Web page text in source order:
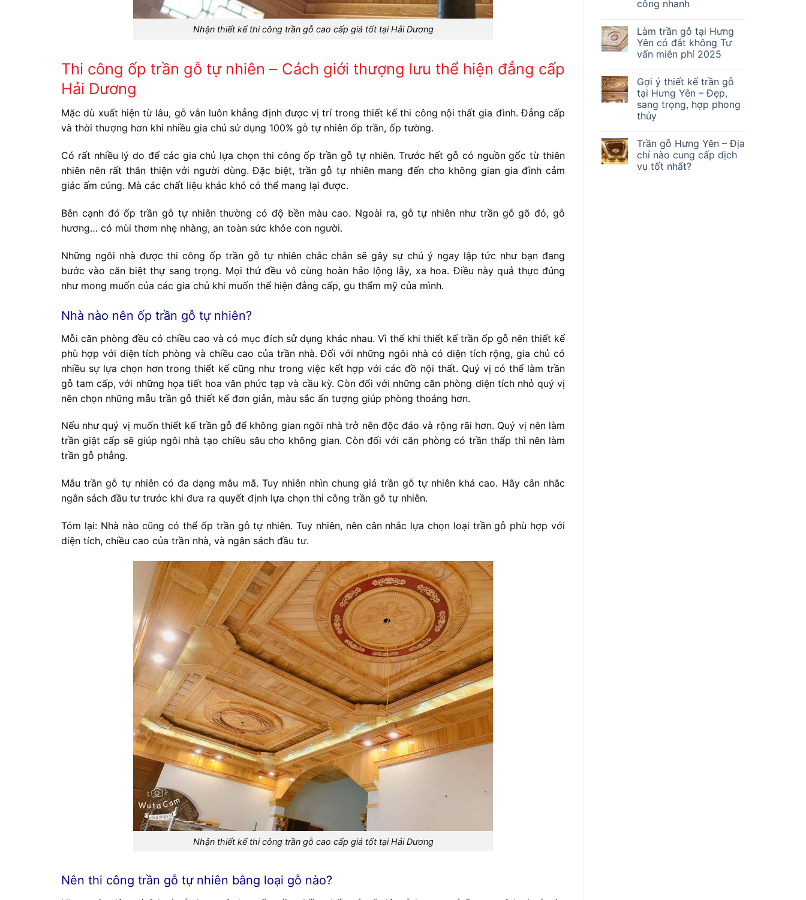
Nhận thiết kế thi công trần gỗ cao cấp giá tốt tại Hải Dương
Thi công ốp trần gỗ tự nhiên – Cách giới thượng lưu thể hiện đẳng cấp
Hải Dương
Mặc dù xuất hiện từ lâu, gỗ vẫn luôn khẳng định được vị trí trong thiết kế thi công nội thất gia đình. Đẳng cấp
và thời thượng hơn khi nhiều gia chủ sử dụng 100% gỗ tự nhiên ốp trần, ốp tường.
Có rất nhiều lý do để các gia chủ lựa chọn thi công ốp trần gỗ tự nhiên. Trước hết gỗ có nguồn gốc từ thiên
nhiên nên rất thân thiện với người dùng. Đặc biệt, trần gỗ tự nhiên mang đến cho không gian gia đình cảm
giác ấm cúng. Mà các chất liệu khác khó có thể mang lại được.
Bên cạnh đó ốp trần gỗ tự nhiên thường có độ bền màu cao. Ngoài ra, gỗ tự nhiên như trần gỗ gõ đỏ, gỗ
hương… có mùi thơm nhẹ nhàng, an toàn sức khỏe con người.
Những ngôi nhà được thi công ốp trần gỗ tự nhiên chắc chắn sẽ gây sự chú ý ngay lập tức như bạn đang
bước vào căn biệt thự sang trọng. Mọi thứ đều vô cùng hoàn hảo lộng lẫy, xa hoa. Điều này quả thực đúng
như mong muốn của các gia chủ khi muốn thể hiện đẳng cấp, gu thẩm mỹ của mình.
Nhà nào nên ốp trần gỗ tự nhiên?
Mỗi căn phòng đều có chiều cao và có mục đích sử dụng khác nhau. Vì thế khi thiết kế trần ốp gỗ nên thiết kế
phù hợp với diện tích phòng và chiều cao của trần nhà. Đối với những ngôi nhà có diện tích rộng, gia chủ có
nhiều sự lựa chọn hơn trong thiết kế cũng như trong việc kết hợp với các đồ nội thất. Quý vị có thể làm trần
gỗ tam cấp, với những họa tiết hoa văn phức tạp và cầu kỳ. Còn đối với những căn phòng diện tích nhỏ quý vị
nên chọn những mẫu trần gỗ thiết kế đơn giản, màu sắc ấn tượng giúp phòng thoáng hơn.
Nếu như quý vị muốn thiết kế trần gỗ để không gian ngôi nhà trở nên độc đáo và rộng rãi hơn. Quý vị nên làm
trần giật cấp sẽ giúp ngôi nhà tạo chiều sâu cho không gian. Còn đối với căn phòng có trần thấp thì nên làm
trần gỗ phẳng.
Mẫu trần gỗ tự nhiên có đa dạng mẫu mã. Tuy nhiên nhìn chung giá trần gỗ tự nhiên khá cao. Hãy cân nhắc
ngân sách đầu tư trước khi đưa ra quyết định lựa chọn thi công trần gỗ tự nhiên.
Tóm lại: Nhà nào cũng có thể ốp trần gỗ tự nhiên. Tuy nhiên, nên cân nhắc lựa chọn loại trần gỗ phù hợp với
diện tích, chiều cao của trần nhà, và ngân sách đầu tư.
Nhận thiết kế thi công trần gỗ cao cấp giá tốt tại Hải Dương
Nên thi công trần gỗ tự nhiên bằng loại gỗ nào?
công nhanh
Làm trần gỗ tại Hưng
Yên có đắt không Tư
vấn miễn phí 2025
Gợi ý thiết kế trần gỗ
tại Hưng Yên – Đẹp,
sang trọng, hợp phong
thủy
Trần gỗ Hưng Yên – Địa
chỉ nào cung cấp dịch
vụ tốt nhất?